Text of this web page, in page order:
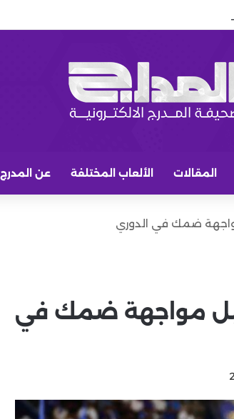
لخط الوسط.. وكيسيه يعود إلى الصورة
المقالات الألعاب المختلفة عن المدرج
ضمك في الدوري
قبل مواجهة ضمك في